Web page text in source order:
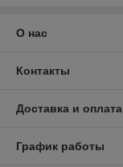
О нас
Контакты
Доставка и оплата
График работы